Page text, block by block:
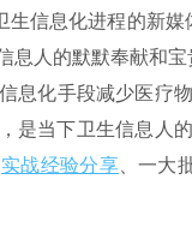
信息化进程的新
人的默默奉献和宝
息化手段减少医疗
是当下卫生信息人
实战经验分享、一大